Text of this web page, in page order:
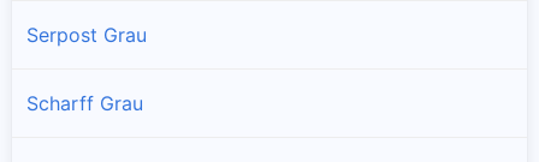
Sucursales y horarios Shalom en Mamara
Micaela Bastidas
Serpost Grau
Scharff Grau